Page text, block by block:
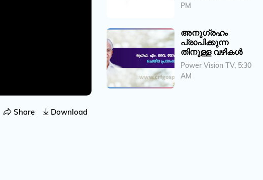
Share Download
PM
അനു​ഗ്രഹം
പ്രാപിക്കുന്ന
തിനുള്ള വഴികൾ
Power Vision TV, 5:30
AM